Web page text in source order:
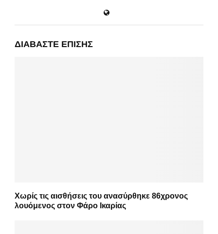
ΔΙΑΒΆΣΤΕ ΕΠΊΣΗΣ
Χωρίς τις αισθήσεις του ανασύρθηκε 86χρονος
λουόμενος στον Φάρο Ικαρίας